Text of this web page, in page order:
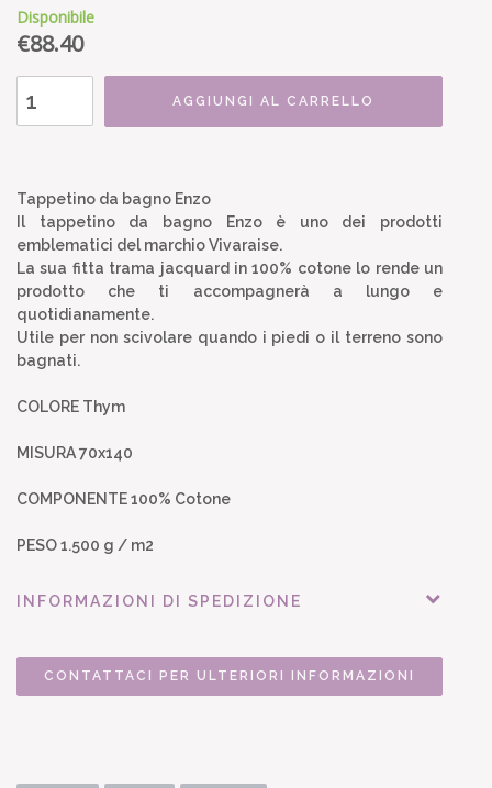
Disponibile
€88.40
AGGIUNGI AL CARRELLO
Tappetino da bagno Enzo
Il tappetino da bagno Enzo è uno dei prodotti
emblematici del marchio Vivaraise.
La sua fitta trama jacquard in 100% cotone lo rende un
prodotto che ti accompagnerà a lungo e
quotidianamente.
Utile per non scivolare quando i piedi o il terreno sono
bagnati.
COLORE Thym
MISURA 70x140
COMPONENTE 100% Cotone
PESO 1.500 g / m2
INFORMAZIONI DI SPEDIZIONE
CONTATTACI PER ULTERIORI INFORMAZIONI